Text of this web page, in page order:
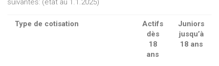
suivantes: (état au 1.1.2025)
Type de cotisation
Actifs
dès
18
ans
Juniors
jusqu’à
18 ans